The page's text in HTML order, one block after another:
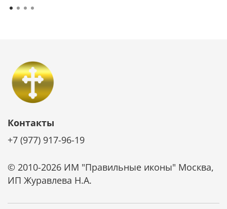
Контакты
+7 (977) 917-96-19
© 2010-2026 ИМ "Правильные иконы" Москва,
ИП Журавлева Н.А.